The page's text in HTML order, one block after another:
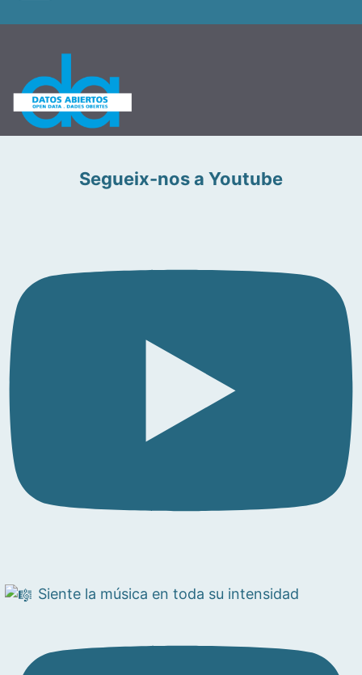
Segueix-nos a Youtube
Siente la música en toda su intensidad